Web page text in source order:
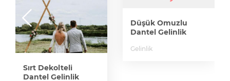
Sırt Dekolteli
Dantel Gelinlik
Düşük Omuzlu
Dantel Gelinlik
Gelinlik